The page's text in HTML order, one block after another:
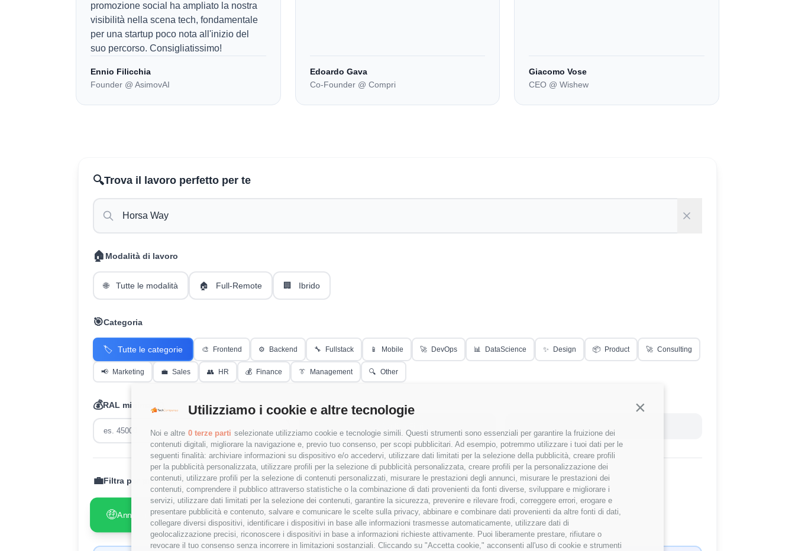
Continua senza accettare
Utilizziamo i cookie e altre tecnologie
Noi e altre 0 terze parti selezionate utilizziamo cookie e tecnologie simili. Questi strumenti sono essenziali per garantire la fruizione dei
contenuti digitali, migliorare la navigazione e, previo tuo consenso, per scopi pubblicitari. Ad esempio, potremmo utilizzare i tuoi dati per le
seguenti finalità: archiviare informazioni su dispositivo e/o accedervi, utilizzare dati limitati per la selezione della pubblicità, creare profili
per la pubblicità personalizzata, utilizzare profili per la selezione di pubblicità personalizzata, creare profili per la personalizzazione dei
contenuti, utilizzare profili per la selezione di contenuti personalizzati, misurare le prestazioni degli annunci, misurare le prestazioni dei
contenuti, comprendere il pubblico attraverso statistiche o la combinazione di dati provenienti da fonti diverse, sviluppare e migliorare i
servizi, utilizzare dati limitati per la selezione dei contenuti, garantire la sicurezza, prevenire e rilevare frodi, correggere errori, erogare e
presentare pubblicità e contenuto, salvare e comunicare le scelte sulla privacy, abbinare e combinare dati provenienti da altre fonti di dati,
collegare diversi dispositivi, identificare i dispositivi in base alle informazioni trasmesse automaticamente, utilizzare dati di
geolocalizzazione precisi, riconoscere i dispositivi in base a informazioni richieste attivamente. Puoi liberamente prestare, rifiutare o
revocare il tuo consenso senza incorrere in limitazioni sostanziali. Cliccando su "Accetta cookie," acconsenti all'uso di cookie e strumenti
promozione social ha ampliato la nostra
visibilità nella scena tech, fondamentale
per una startup poco nota all'inizio del
suo percorso. Consigliatissimo!
Ennio Filicchia
Founder @ AsimovAI
Edoardo Gava
Co-Founder @ Compri
Giacomo Vose
CEO @ Wishew
🔍Trova il lavoro perfetto per te
🏠 Modalità di lavoro
🌐 Tutte le modalità 🏠 Full-Remote 🏢 Ibrido
🎯Categoria
🏷️ Tutte le categorie 🎨 Frontend ⚙️ Backend 🔧 Fullstack 📱 Mobile 🚀 DevOps 📊 DataScience ✨ Design 📦 Product 🚀 Consulting
📢 Marketing 💼 Sales 👥 HR 💰 Finance 👔 Management 🔍 Other
💰RAL minima (€)
💼Filtra per presenza RAL:
🤑Annunci con RAL ✓ 😢Annunci senza RAL ✓